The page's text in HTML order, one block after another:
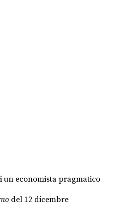
un economista pragmatico
del 12 dicembre